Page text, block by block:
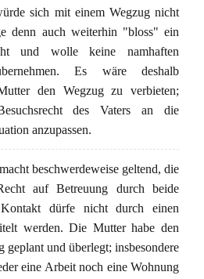
sich mit einem Wegzug nicht
denn auch weiterhin "bloss" ein
und wolle keine namhaften
Es wäre deshalb
den Wegzug zu verbieten;
des Vaters an die
anzupassen.
beschwerdeweise geltend, die
auf Betreuung durch beide
dürfe nicht durch einen
werden. Die Mutter habe den
und überlegt; insbesondere
eine Arbeit noch eine Wohnung